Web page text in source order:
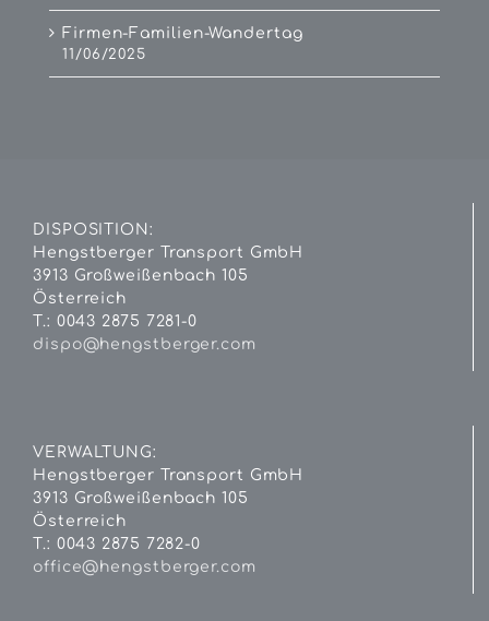
Firmen-Familien-Wandertag
11/06/2025
DISPOSITION:
Hengstberger Transport GmbH
3913 Großweißenbach 105
Österreich
T.: 0043 2875 7281-0
dispo@hengstberger.com
VERWALTUNG:
Hengstberger Transport GmbH
3913 Großweißenbach 105
Österreich
T.: 0043 2875 7282-0
office@hengstberger.com